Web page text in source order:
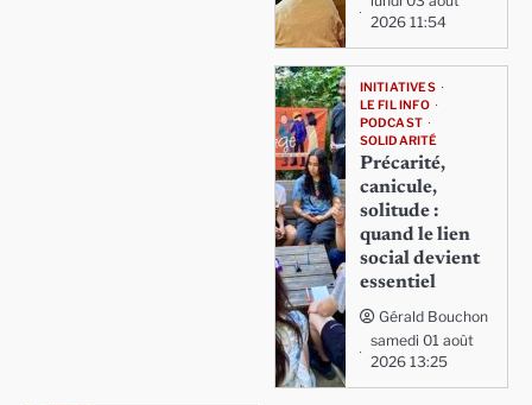
2026 11:54
INITIATIVES
LE FIL INFO
PODCAST
SOLIDARITÉ
Précarité,
canicule,
solitude :
quand le lien
social devient
essentiel
Gérald Bouchon
samedi 01 août
2026 13:25